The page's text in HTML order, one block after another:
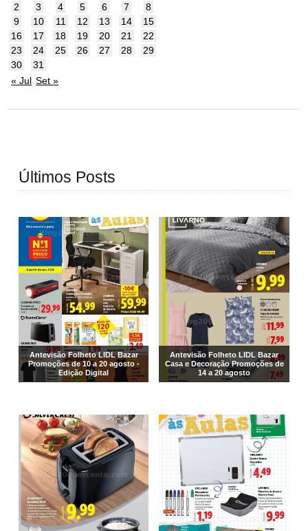
2
3 4 5 6 7
8
9
10 11 12 13 14
15
16
17 18 19 20 21
22
23
24 25 26 27 28
29
30
31
« Jul Set »
Últimos Posts
Antevisão Folheto LIDL Bazar
Promoções de 10 a 20 agosto -
Edição Digital
Antevisão Folheto LIDL Bazar
Casa e Decoração Promoções de
14 a 20 agosto